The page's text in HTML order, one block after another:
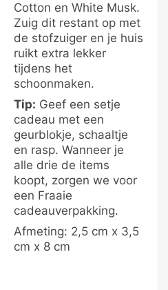
Cotton en White Musk.
Zuig dit restant op met
de stofzuiger en je huis
ruikt extra lekker
tijdens het
schoonmaken.
Tip: Geef een setje
cadeau met een
geurblokje, schaaltje
en rasp. Wanneer je
alle drie de items
koopt, zorgen we voor
een Fraaie
cadeauverpakking.
Afmeting: 2,5 cm x 3,5
cm x 8 cm